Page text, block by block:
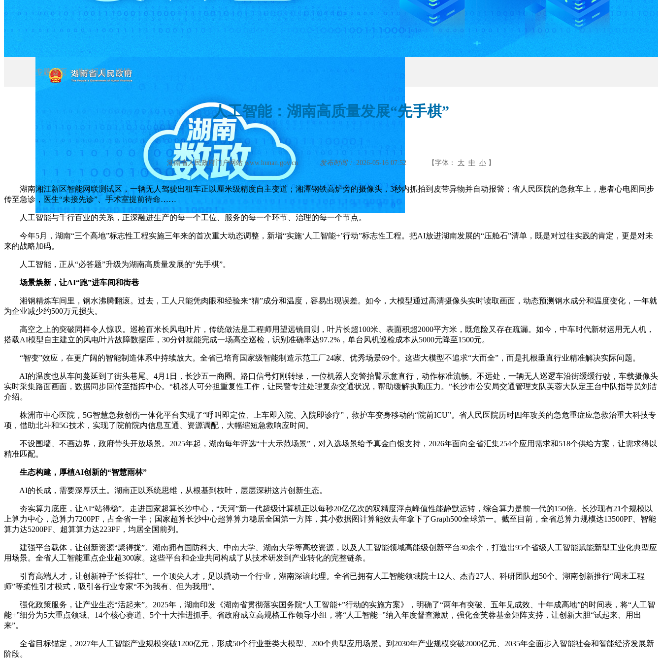
专题首页 >媒体报道 > 详情
人工智能：湖南高质量发展“先手棋”
湖南省人民政府门户网站 www.hunan.gov.cn 发布时间： 2026-05-16 07:52 【字体： 大 中 小 】
湖南湘江新区智能网联测试区，一辆无人驾驶出租车正以厘米级精度自主变道；湘潭钢铁高炉旁的摄像头，3秒内抓拍到皮带异物并自动报警；省人民医院的急救车上，患者心电图同步
传至急诊，医生“未接先诊”、手术室提前待命……
人工智能与千行百业的关系，正深融进生产的每一个工位、服务的每一个环节、治理的每一个节点。
今年5月，湖南“三个高地”标志性工程实施三年来的首次重大动态调整，新增“实施‘人工智能+’行动”标志性工程。把AI放进湖南发展的“压舱石”清单，既是对过往实践的肯定，更是对未
来的战略加码。
人工智能，正从“必答题”升级为湖南高质量发展的“先手棋”。
场景焕新，让AI“跑”进车间和街巷
湘钢精炼车间里，钢水沸腾翻滚。过去，工人只能凭肉眼和经验来“猜”成分和温度，容易出现误差。如今，大模型通过高清摄像头实时读取画面，动态预测钢水成分和温度变化，一年就
为企业减少约500万元损失。
高空之上的突破同样令人惊叹。巡检百米长风电叶片，传统做法是工程师用望远镜目测，叶片长超100米、表面积超2000平方米，既危险又存在疏漏。如今，中车时代新材运用无人机，
搭载AI模型自主建立的风电叶片故障数据库，30分钟就能完成一场高空巡检，识别准确率达97.2%，单台风机巡检成本从5000元降至1500元。
“智变”效应，在更广阔的智能制造体系中持续放大。全省已培育国家级智能制造示范工厂24家、优秀场景69个。这些大模型不追求“大而全”，而是扎根垂直行业精准解决实际问题。
AI的温度也从车间蔓延到了街头巷尾。4月1日，长沙五一商圈。路口信号灯刚转绿，一位机器人交警抬臂示意直行，动作标准流畅。不远处，一辆无人巡逻车沿街缓缓行驶，车载摄像头
实时采集路面画面，数据同步回传至指挥中心。“机器人可分担重复性工作，让民警专注处理复杂交通状况，帮助缓解执勤压力。”长沙市公安局交通管理支队芙蓉大队定王台中队指导员刘洁
介绍。
株洲市中心医院，5G智慧急救创伤一体化平台实现了“呼叫即定位、上车即入院、入院即诊疗”，救护车变身移动的“院前ICU”。省人民医院历时四年攻关的急危重症应急救治重大科技专
项，借助北斗和5G技术，实现了院前院内信息互通、资源调配，大幅缩短急救响应时间。
不设围墙、不画边界，政府带头开放场景。2025年起，湖南每年评选“十大示范场景”，对入选场景给予真金白银支持，2026年面向全省汇集254个应用需求和518个供给方案，让需求得以
精准匹配。
生态构建，厚植AI创新的“智慧雨林”
AI的长成，需要深厚沃土。湖南正以系统思维，从根基到枝叶，层层深耕这片创新生态。
夯实算力底座，让AI“站得稳”。走进国家超算长沙中心，“天河”新一代超级计算机正以每秒20亿亿次的双精度浮点峰值性能静默运转，综合算力是前一代的150倍。长沙现有21个规模以
上算力中心，总算力7200PF，占全省一半；国家超算长沙中心超算算力稳居全国第一方阵，其小数据图计算能效去年拿下了Graph500全球第一。截至目前，全省总算力规模达13500PF、智能
算力达5200PF、超算算力达223PF，均居全国前列。
建强平台载体，让创新资源“聚得拢”。湖南拥有国防科大、中南大学、湖南大学等高校资源，以及人工智能领域高能级创新平台30余个，打造出95个省级人工智能赋能新型工业化典型应
用场景。全省人工智能重点企业超300家。这些平台和企业共同构成了从技术研发到产业转化的完整链条。
引育高端人才，让创新种子“长得壮”。一个顶尖人才，足以撬动一个行业，湖南深谙此理。全省已拥有人工智能领域院士12人、杰青27人、科研团队超50个。湖南创新推行“周末工程
师”等柔性引才模式，吸引各行业专家“不为我有、但为我用”。
强化政策服务，让产业生态“活起来”。2025年，湖南印发《湖南省贯彻落实国务院“人工智能+”行动的实施方案》，明确了“两年有突破、五年见成效、十年成高地”的时间表，将“人工智
能+”细分为5大重点领域、14个核心赛道、5个十大推进抓手。省政府成立高规格工作领导小组，将“人工智能+”纳入年度督查激励，强化金芙蓉基金矩阵支持，让创新大胆“试起来、用出
来”。
全省目标锚定，2027年人工智能产业规模突破1200亿元，形成50个行业垂类大模型、200个典型应用场景。到2030年产业规模突破2000亿元、2035年全面步入智能社会和智能经济发展新
阶段。